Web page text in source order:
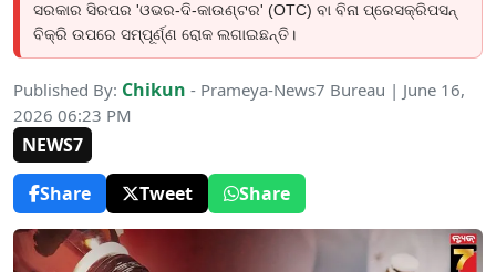
ସରକାର ସିରପର 'ଓଭର-ଦି-କାଉଣ୍ଟର' (OTC) ବା ବିନା ପ୍ରେସକ୍ରିପସନ୍
ବିକ୍ରି ଉପରେ ସମ୍ପୂର୍ଣ୍ଣ ରୋକ ଲଗାଇଛନ୍ତି।
Published By: Chikun - Prameya-News7 Bureau | June 16,
2026 06:23 PM
NEWS7
Share
Tweet Share